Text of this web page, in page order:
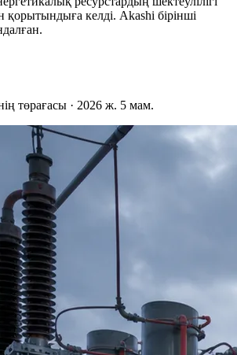
қорытындыға келді. Akashi бірінші
төрағасы · 2026 ж. 5 мам.